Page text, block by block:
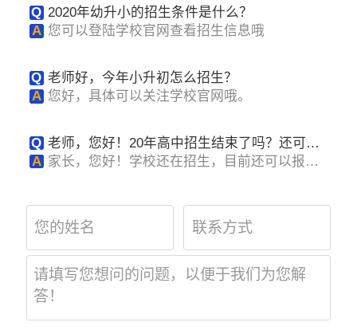
Q 2020年幼升小的招生条件是什么？
A 您可以登陆学校官网查看招生信息哦
Q 老师好，今年小升初怎么招生？
A 您好，具体可以关注学校官网哦。
Q 老师，您好！20年高中招生结束了吗？还可以
报名吗？
A 家长，您好！学校还在招生，目前还可以报